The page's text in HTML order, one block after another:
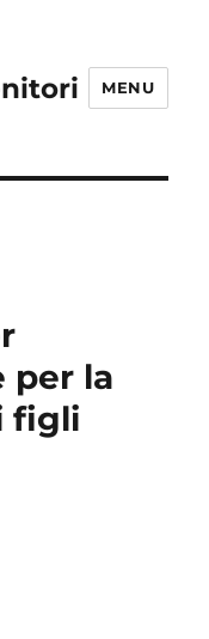
MENU
per la
figli